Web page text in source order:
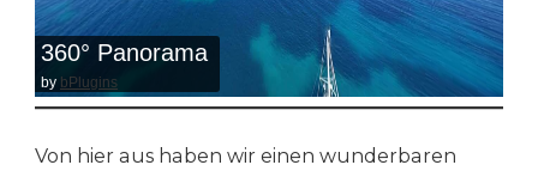
360° Panorama
by bPlugins
Von hier aus haben wir einen wunderbaren